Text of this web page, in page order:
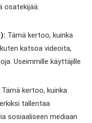
osatekijää:
Tämä kertoo, kuinka
katsoa videoita,
Useimmille käyttäjille
Tämä kertoo, kuinka
tallentaa
sosiaaliseen mediaan